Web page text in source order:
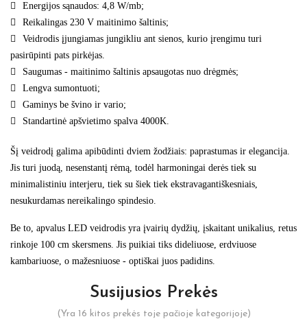
Energijos sąnaudos: 4,8 W/mb;
Reikalingas 230 V maitinimo šaltinis;
Veidrodis įjungiamas jungikliu ant sienos, kurio įrengimu turi
pasirūpinti pats pirkėjas.
Saugumas - maitinimo šaltinis apsaugotas nuo drėgmės;
Lengva sumontuoti;
Gaminys be švino ir vario;
Standartinė apšvietimo spalva 4000K.
Šį veidrodį galima apibūdinti dviem žodžiais: paprastumas ir elegancija.
Jis turi juodą, nesenstantį rėmą, todėl harmoningai derės tiek su
minimalistiniu interjeru, tiek su šiek tiek ekstravagantiškesniais,
nesukurdamas nereikalingo spindesio.
Be to, apvalus LED veidrodis yra įvairių dydžių, įskaitant unikalius, retus
rinkoje 100 cm skersmens. Jis puikiai tiks dideliuose, erdviuose
kambariuose, o mažesniuose - optiškai juos padidins.
Susijusios Prekės
(Yra 16 kitos prekės toje pačioje kategorijoje)